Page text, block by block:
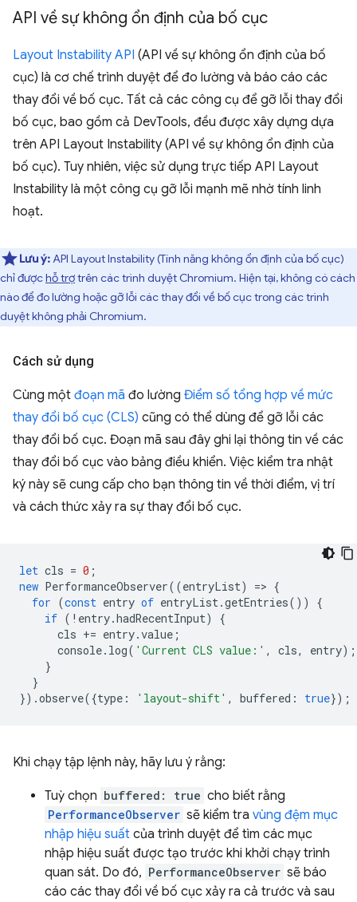
API về sự không ổn định của bố cục
Layout Instability API (API về sự không ổn định của bố
cục) là cơ chế trình duyệt để đo lường và báo cáo các
thay đổi về bố cục. Tất cả các công cụ để gỡ lỗi thay đổi
bố cục, bao gồm cả DevTools, đều được xây dựng dựa
trên API Layout Instability (API về sự không ổn định của
bố cục). Tuy nhiên, việc sử dụng trực tiếp API Layout
Instability là một công cụ gỡ lỗi mạnh mẽ nhờ tính linh
hoạt.
Lưu ý:API Layout Instability (Tính năng không ổn định của bố cục)
chỉ đượchỗ trợtrên các trình duyệt Chromium. Hiện tại, không có cách
nào để đo lường hoặc gỡ lỗi các thay đổi về bố cục trong các trình
duyệt không phải Chromium.
Cách sử dụng
Cùng một đoạn mã đo lường Điểm số tổng hợp về mức
thay đổi bố cục (CLS) cũng có thể dùng để gỡ lỗi các
thay đổi bố cục. Đoạn mã sau đây ghi lại thông tin về các
thay đổi bố cục vào bảng điều khiển. Việc kiểm tra nhật
ký này sẽ cung cấp cho bạn thông tin về thời điểm, vị trí
và cách thức xảy ra sự thay đổi bố cục.
let cls = 0 ;
new PerformanceObserver((entryList) => {
for (const entry of entryList.getEntries())
{
if ( ! entry.hadRecentInput)
{
cls += entry.value ;
console. log( 'Current CLS value:' , cls, entry);
}
}
}).observe({type : 'layout-shift' , buffered : true});
Khi chạy tập lệnh này, hãy lưu ý rằng:
Tuỳ chọn buffered: true cho biết rằng
PerformanceObserver sẽ kiểm tra vùng đệm mục
nhập hiệu suất của trình duyệt để tìm các mục
nhập hiệu suất được tạo trước khi khởi chạy trình
quan sát. Do đó, PerformanceObserver sẽ báo
cáo các thay đổi về bố cục xảy ra cả trước và sau